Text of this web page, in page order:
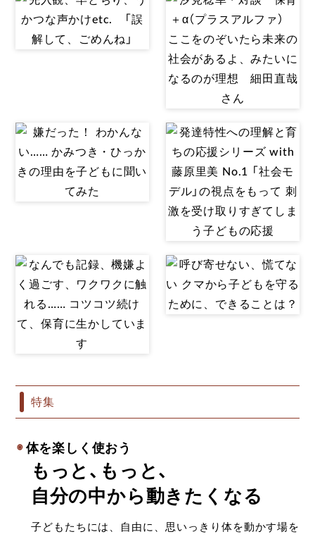
特集
体を楽しく使おう
もっと、もっと、
自分の中から動きたくなる
子どもたちには、自由に、思いっきり体を動かす場を